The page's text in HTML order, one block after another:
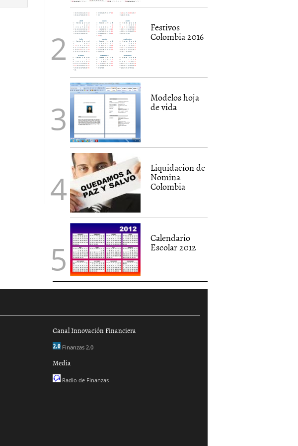
Festivos
Colombia 2016
Modelos hoja
de vida
Liquidacion de
Nomina
Colombia
Calendario
Escolar 2012
Canal Innovación Financiera
Finanzas 2.0
Media
Radio de Finanzas